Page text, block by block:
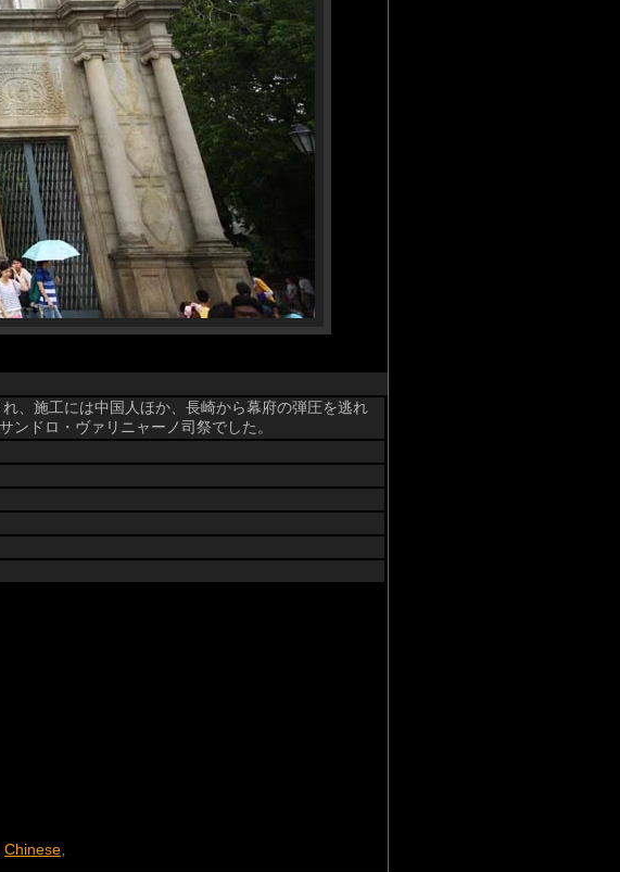
、施工には中国人ほか、長崎から幕府の弾圧を逃れ
ドロ・ヴァリニャーノ司祭でした。
Chinese,